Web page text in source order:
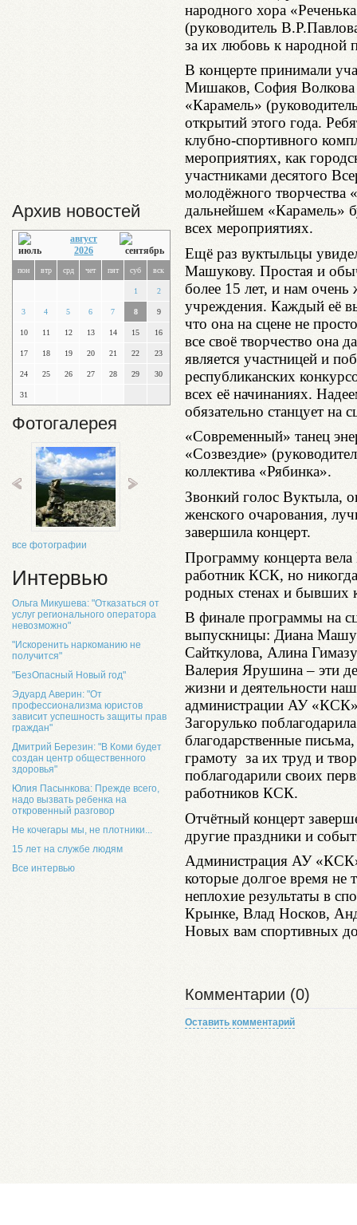
Архив новостей
август
2026
пон втр срд чет пят суб вск
1 2
3 4 5 6 7 8 9
10 11 12 13 14 15 16
17 18 19 20 21 22 23
24 25 26 27 28 29 30
31
Фотогалерея
все фотографии
Интервью
Ольга Микушева: "Отказаться от
услуг регионального оператора
невозможно"
"Искоренить наркоманию не
получится"
"БезОпасный Новый год"
Эдуард Аверин: "От
профессионализма юристов
зависит успешность защиты прав
граждан"
Дмитрий Березин: "В Коми будет
создан центр общественного
здоровья"
Юлия Пасынкова: Прежде всего,
надо вызвать ребенка на
откровенный разговор
Не кочегары мы, не плотники...
15 лет на службе людям
Все интервью
народного хора
(руководитель
за их любовь к народной
В концерте принимали
Мишаков, София Волкова
«Карамель»
открытий этого года.
клубно-спортивного
мероприятиях, как
участниками десятого
молодёжного творчества
дальнейшем «Карамель»
всех мероприятиях.
Ещё раз вуктыльцы
Машукову. Простая и
более 15 лет, и нам
учреждения. Каждый её
что она на сцене не
все своё творчество она
является участницей и
республиканских
всех её начинаниях.
обязательно станцует на
«Современный» танец
«Созвездие»
коллектива «Рябинка».
Звонкий голос Вуктыла,
женского очарования,
завершила концерт.
Программу концерта
работник КСК, но
родных стенах и бывших
В финале программы на
выпускницы: Диана
Сайткулова, Алина
Валерия Ярушина – эти
жизни и деятельности
администрации АУ «КСК»
Загорулько
благодарственные
грамоту за их труд и
поблагодарили своих
работников КСК.
Отчётный концерт
другие праздники и
Администрация АУ «КСК»
которые долгое время не
неплохие результаты в
Крынке, Влад Носков,
Новых вам спортивных
Комментарии (0)
Оставить комментарий